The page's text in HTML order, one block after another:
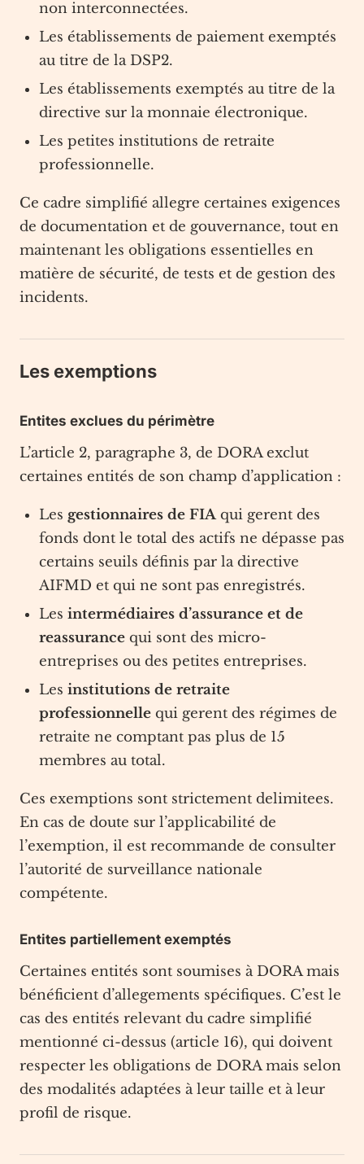
non interconnectées.
Les établissements de paiement exemptés
au titre de la DSP2.
Les établissements exemptés au titre de la
directive sur la monnaie électronique.
Les petites institutions de retraite
professionnelle.
Ce cadre simplifié allegre certaines exigences
de documentation et de gouvernance, tout en
maintenant les obligations essentielles en
matière de sécurité, de tests et de gestion des
incidents.
Les exemptions
Entites exclues du périmètre
L’article 2, paragraphe 3, de DORA exclut
certaines entités de son champ d’application :
Les gestionnaires de FIAqui gerent des
fonds dont le total des actifs ne dépasse pas
certains seuils définis par la directive
AIFMD et qui ne sont pas enregistrés.
Les intermédiaires d’assurance et de
reassurance qui sont des micro-
entreprises ou des petites entreprises.
Les institutions de retraite
professionnelle qui gerent des régimes de
retraite ne comptant pas plus de 15
membres au total.
Ces exemptions sont strictement delimitees.
En cas de doute sur l’applicabilité de
l’exemption, il est recommande de consulter
l’autorité de surveillance nationale
compétente.
Entites partiellement exemptés
Certaines entités sont soumises à DORA mais
bénéficient d’allegements spécifiques. C’est le
cas des entités relevant du cadre simplifié
mentionné ci-dessus (article 16), qui doivent
respecter les obligations de DORA mais selon
des modalités adaptées à leur taille et à leur
profil de risque.